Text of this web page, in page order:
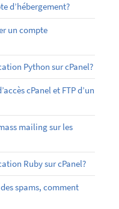
d’hébergement?
un compte
Python sur cPanel?
cPanel et FTP d’un
mailing sur les
Ruby sur cPanel?
spams, comment